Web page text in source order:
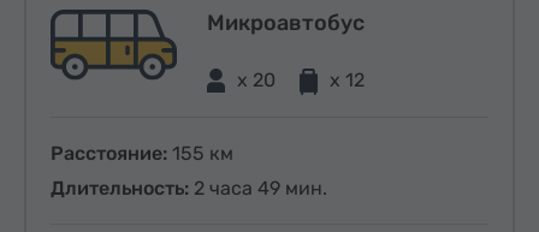
Микроавтобус
x 20 x 12
Расстояние: 155 км
Длительность: 2 часа 49 мин.